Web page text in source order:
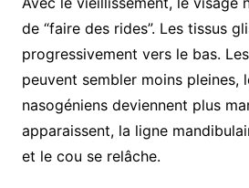
de “faire des rides”. Les tissus
progressivement vers le bas.
peuvent sembler moins pleines,
nasogéniens deviennent plus
apparaissent, la ligne
et le cou se relâche.